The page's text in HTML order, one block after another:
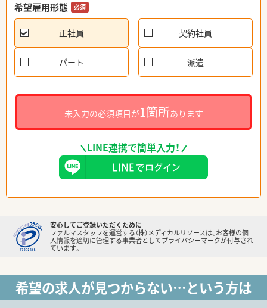
希望雇用形態 必須
正社員 契約社員
パート 派遣
未入力の必須項目が1箇所あります
LINE連携で簡単入力！
安心してご登録いただくために
ファルマスタッフを運営する（株）メディカルリソースは、お客様の個
人情報を適切に管理する事業者としてプライバシーマークが付与され
ています。
希望の求人が見つからない…という方は